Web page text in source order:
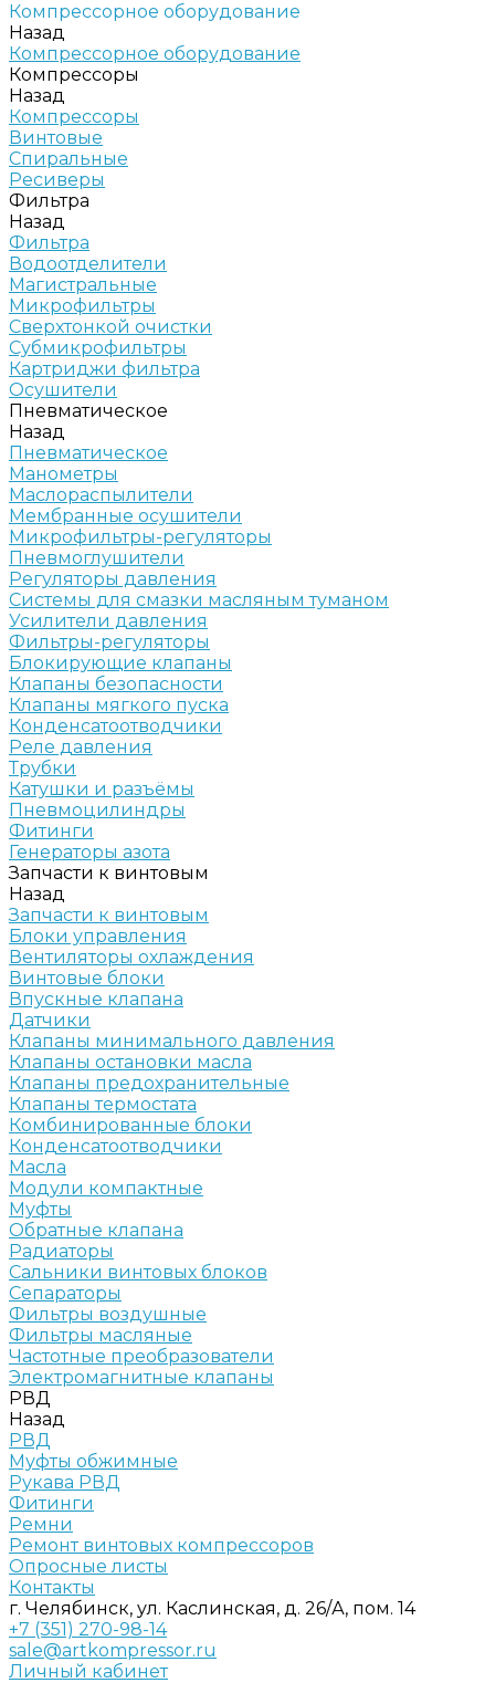
Компрессорное оборудование
Назад
Компрессорное оборудование
Компрессоры
Назад
Компрессоры
Винтовые
Спиральные
Ресиверы
Фильтра
Назад
Фильтра
Водоотделители
Магистральные
Микрофильтры
Сверхтонкой очистки
Субмикрофильтры
Картриджи фильтра
Осушители
Пневматическое
Назад
Пневматическое
Манометры
Маслораспылители
Мембранные осушители
Микрофильтры-регуляторы
Пневмоглушители
Регуляторы давления
Системы для смазки масляным туманом
Усилители давления
Фильтры-регуляторы
Блокирующие клапаны
Клапаны безопасности
Клапаны мягкого пуска
Конденсатоотводчики
Реле давления
Трубки
Катушки и разъёмы
Пневмоцилиндры
Фитинги
Генераторы азота
Запчасти к винтовым
Назад
Запчасти к винтовым
Блоки управления
Вентиляторы охлаждения
Винтовые блоки
Впускные клапана
Датчики
Клапаны минимального давления
Клапаны остановки масла
Клапаны предохранительные
Клапаны термостата
Комбинированные блоки
Конденсатоотводчики
Масла
Модули компактные
Муфты
Обратные клапана
Радиаторы
Сальники винтовых блоков
Сепараторы
Фильтры воздушные
Фильтры масляные
Частотные преобразователи
Электромагнитные клапаны
РВД
Назад
РВД
Муфты обжимные
Рукава РВД
Фитинги
Ремни
Ремонт винтовых компрессоров
Опросные листы
Контакты
г. Челябинск, ул. Каслинская, д. 26/А, пом. 14
+7 (351) 270-98-14
sale@artkompressor.ru
Личный кабинет